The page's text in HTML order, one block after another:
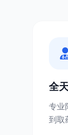
全
专业
到取